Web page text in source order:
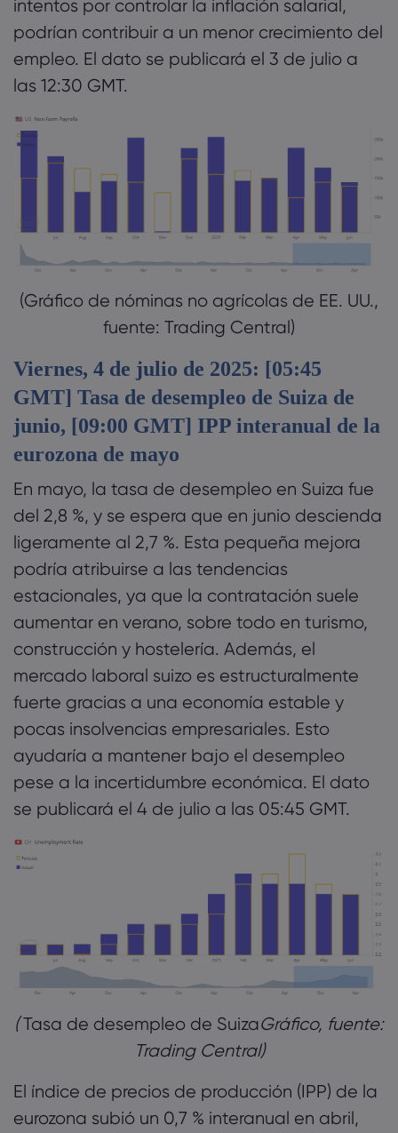
intentos por controlar la inflación salarial,
podrían contribuir a un menor crecimiento del
empleo. El dato se publicará el 3 de julio a
las 12:30 GMT.
(Gráfico de nóminas no agrícolas de EE. UU.,
fuente: Trading Central)
Viernes, 4 de julio de 2025: [05:45
GMT] Tasa de desempleo de Suiza de
junio, [09:00 GMT] IPP interanual de la
eurozona de mayo
En mayo, la tasa de desempleo en Suiza fue
del 2,8 %, y se espera que en junio descienda
ligeramente al 2,7 %. Esta pequeña mejora
podría atribuirse a las tendencias
estacionales, ya que la contratación suele
aumentar en verano, sobre todo en turismo,
construcción y hostelería. Además, el
mercado laboral suizo es estructuralmente
fuerte gracias a una economía estable y
pocas insolvencias empresariales. Esto
ayudaría a mantener bajo el desempleo
pese a la incertidumbre económica. El dato
se publicará el 4 de julio a las 05:45 GMT.
(Tasa de desempleo de SuizaGráfico, fuente:
Trading Central)
El índice de precios de producción (IPP) de la
eurozona subió un 0,7 % interanual en abril,